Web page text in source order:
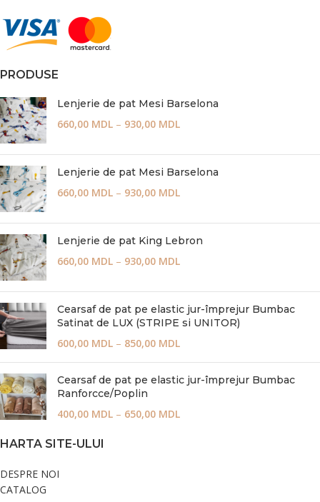
PRODUSE
Lenjerie de pat Mesi Barselona
660,00 MDL – 930,00 MDL
Lenjerie de pat Mesi Barselona
660,00 MDL – 930,00 MDL
Lenjerie de pat King Lebron
660,00 MDL – 930,00 MDL
Cearsaf de pat pe elastic jur-împrejur Bumbac
Satinat de LUX (STRIPE si UNITOR)
600,00 MDL – 850,00 MDL
Cearsaf de pat pe elastic jur-împrejur Bumbac
Ranforcce/Poplin
400,00 MDL – 650,00 MDL
HARTA SITE-ULUI
DESPRE NOI
CATALOG